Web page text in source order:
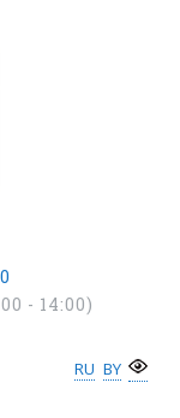
- 14:00)
RU BY